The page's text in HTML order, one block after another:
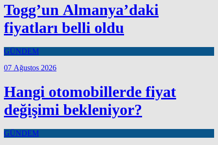
Togg’un Almanya’daki
fiyatları belli oldu
GÜNDEM
07 Ağustos 2026
Hangi otomobillerde fiyat
değişimi bekleniyor?
GÜNDEM